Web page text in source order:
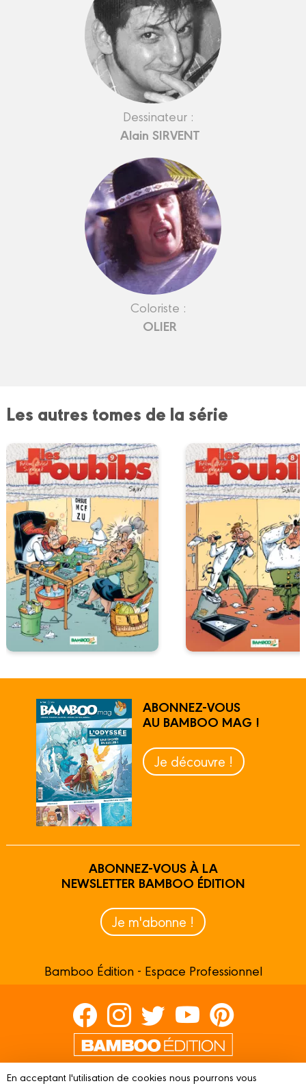
Dessinateur :
Alain SIRVENT
Coloriste :
OLIER
Les autres tomes de la série
ABONNEZ-VOUS
AU BAMBOO MAG !
Je découvre !
ABONNEZ-VOUS À LA
NEWSLETTER BAMBOO ÉDITION
Je m'abonne !
Bamboo Édition - Espace Professionnel
Contactez-nous
En acceptant l'utilisation de cookies nous pourrons vous